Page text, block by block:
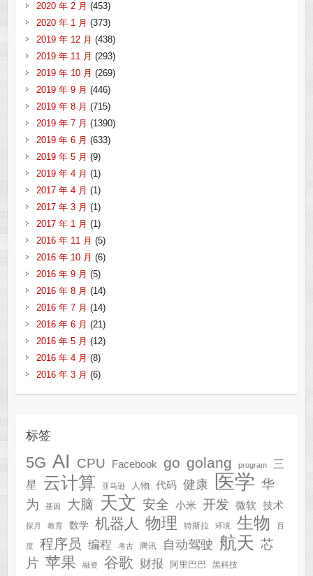
2020 年 2 月 (453)
2020 年 1 月 (373)
2019 年 12 月 (438)
2019 年 11 月 (293)
2019 年 10 月 (269)
2019 年 9 月 (446)
2019 年 8 月 (715)
2019 年 7 月 (1390)
2019 年 6 月 (633)
2019 年 5 月 (9)
2019 年 4 月 (1)
2017 年 4 月 (1)
2017 年 3 月 (1)
2017 年 1 月 (1)
2016 年 11 月 (5)
2016 年 10 月 (6)
2016 年 9 月 (5)
2016 年 8 月 (14)
2016 年 7 月 (14)
2016 年 6 月 (21)
2016 年 5 月 (12)
2016 年 4 月 (8)
2016 年 3 月 (6)
标签
5G AI CPU Facebook go golang program
三
星
云计算 亚马逊 人物 代码 健康 医学 华
为
基因 大脑 天文 安全 小米 开发 微软 技术
探月 教育 数学 机器人 物理 特斯拉 环境 生物 百
度 程序员 编程 考古 腾讯 自动驾驶 航天 芯
片 苹果 融资 谷歌 财报 阿里巴巴 黑科技